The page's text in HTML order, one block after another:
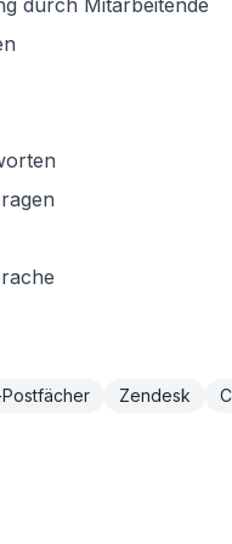
durch Mitarbeitende
Zendesk